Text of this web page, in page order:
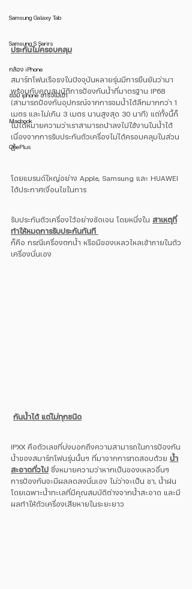
Samsung Galaxy Tab
Samsung S Serirs
กล้อง iPhone
ซ่อม iphone ชาร์จไม่เข้า
Macbook
OnePlus
ประกันไม่ครอบคลุม
สมาร์ทโฟนเรือธงในปัจจุบันหลายรุ่นมีการยืนยันว่ามา
พร้อมกับคุณสมบัติการป้องกันน้ำที่มาตรฐาน IP68
(สามารถป้องกันอุปกรณ์จากการจมน้ำได้ลึกมากกว่า 1
เมตร และไม่เกิน 3 เมตร นานสูงสุด 30 นาที) แต่ทั้งนี้ก็
ไม่ได้หมายความว่าเราสามารถนำลงไปใช้งานในน้ำได้
เนื่องจากการรับประกันตัวเครื่องไม่ได้ครอบคลุมในส่วน
นี้
โดยแบรนด์ใหญ่อย่าง Apple, Samsung และ HUAWEI
ได้ประกาศเงื่อนไขในการ
รับประกันตัวเครื่องไว้อย่างชัดเจน โดยหนึ่งใน สาเหตุที่
ทำให้หมดการรับประกันทันที
ก็คือ กรณีเครื่องตกน้ำ หรือมีของเหลวไหลเข้าภายในตัว
เครื่องนั่นเอง
กันน้ำได้ แต่ไม่ทุกชนิด
IPXX คือตัวเลขที่บ่งบอกถึงความสามารถในการป้องกัน
น้ำของสมาร์ทโฟนรุ่นนั้นๆ ที่มาจากการทดสอบด้วย น้ำ
สะอาดทั่วไป ซึ่งหมายความว่าหากเป็นของเหลวอื่นๆ
การป้องกันจะมีผลลดลงนั่นเอง ไม่ว่าจะเป็น ชา, น้ำฝน
โดยเฉพาะน้ำทะเลที่มีคุณสมบัติต่างจากน้ำสะอาด และมี
ผลทำให้ตัวเครื่องเสียหายในระยะยาว